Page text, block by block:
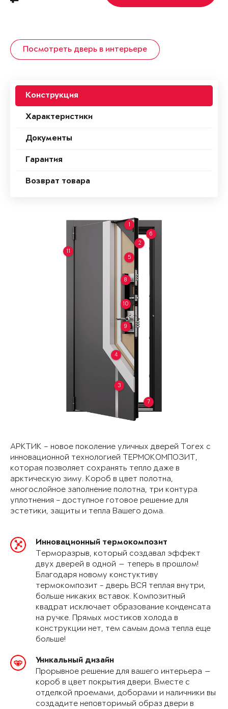
Посмотреть дверь в интерьере
Конструкция
Характеристики
Документы
Гарантия
Возврат товара
1
2
3
4
5
6
7
8
9
10
11
АРКТИК – новое поколение уличных дверей Torex с
инновационной технологией ТЕРМОКОМПОЗИТ,
которая позволяет сохранять тепло даже в
арктическую зиму. Короб в цвет полотна,
многослойное заполнение полотна, три контура
уплотнения – доступное готовое решение для
эстетики, защиты и тепла Вашего дома.
Инновационный термокомпозит
Терморазрыв, который создавал эффект
двух дверей в одной — теперь в прошлом!
Благодаря новому констуктиву
термокомпозит - дверь ВСЯ теплая внутри,
больше никаких вставок. Композитный
квадрат исключает образование конденсата
на ручке. Прямых мостиков холода в
конструкции нет, тем самым дома тепла еще
больше!
Уникальный дизайн
Прорывное решение для вашего интерьера —
короб в цвет покрытия двери. Вместе с
отделкой проемами, доборами и наличники вы
создадите неповторимый образ двери в